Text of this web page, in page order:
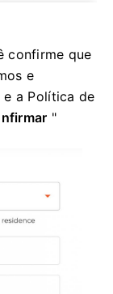
confirme que
e
a Política de
"